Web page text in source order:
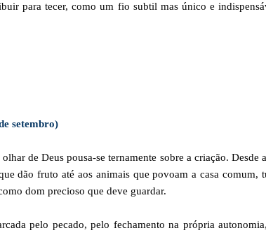
para tecer, como um fio subtil mas único e
setembro)
de Deus pousa-se ternamente sobre a criação. Desde
dão fruto até aos animais que povoam a casa comum,
dom precioso que deve guardar.
pelo pecado, pelo fechamento na própria